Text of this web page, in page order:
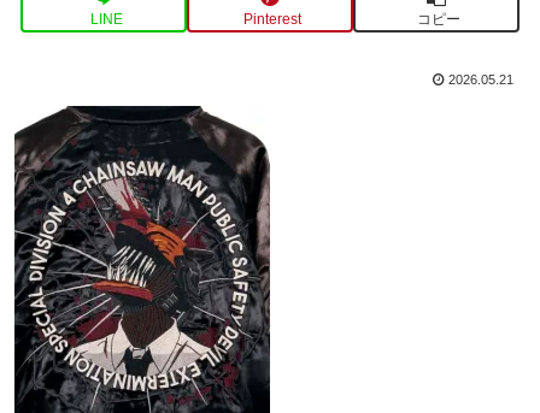
LINE Pinterest コピー
2026.05.21